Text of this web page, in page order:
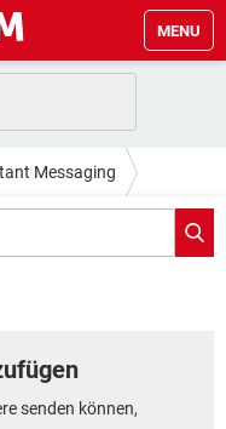
MENU
Messaging
senden können,